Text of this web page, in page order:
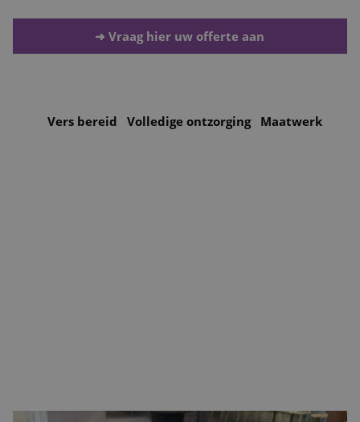
➜ Vraag hier uw offerte aan
Vers bereid Volledige ontzorging Maatwerk